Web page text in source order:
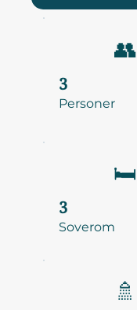
👥
3
Personer
🛏️
3
Soverom
🚿